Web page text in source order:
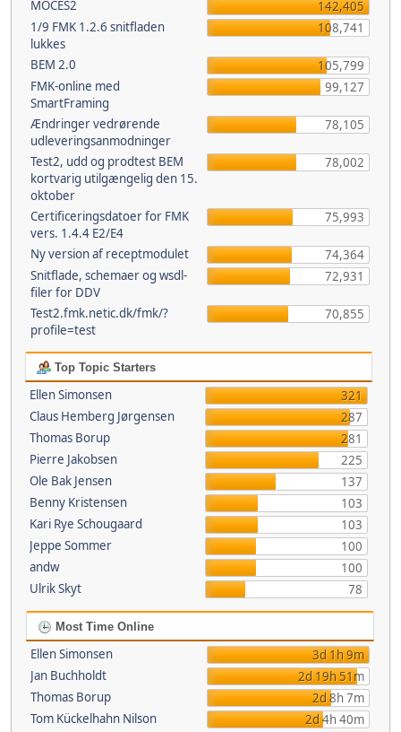
MOCES2
142,405
1/9 FMK 1.2.6 snitfladen
lukkes
108,741
BEM 2.0
105,799
FMK-online med
SmartFraming
99,127
Ændringer vedrørende
udleveringsanmodninger
78,105
Test2, udd og prodtest BEM
kortvarig utilgængelig den 15.
oktober
78,002
Certificeringsdatoer for FMK
vers. 1.4.4 E2/E4
75,993
Ny version af receptmodulet
74,364
Snitflade, schemaer og wsdl-
filer for DDV
72,931
Test2.fmk.netic.dk/fmk/?
profile=test
70,855
Top Topic Starters
Ellen Simonsen
321
Claus Hemberg Jørgensen
287
Thomas Borup
281
Pierre Jakobsen
225
Ole Bak Jensen
137
Benny Kristensen
103
Kari Rye Schougaard
103
Jeppe Sommer
100
andw
100
Ulrik Skyt
78
Most Time Online
Ellen Simonsen
3d 1h 9m
Jan Buchholdt
2d 19h 51m
Thomas Borup
2d 8h 7m
Tom Kückelhahn Nilson
2d 4h 40m